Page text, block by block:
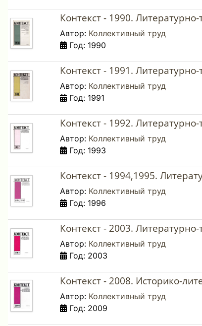
Контекст - 1990.
Автор: Коллективный труд
Год: 1990
Контекст - 1991.
Автор: Коллективный труд
Год: 1991
Контекст - 1992.
Автор: Коллективный труд
Год: 1993
Контекст - 1994,1995.
Автор: Коллективный труд
Год: 1996
Контекст - 2003.
Автор: Коллективный труд
Год: 2003
Контекст - 2008. Историко-
Автор: Коллективный труд
Год: 2009